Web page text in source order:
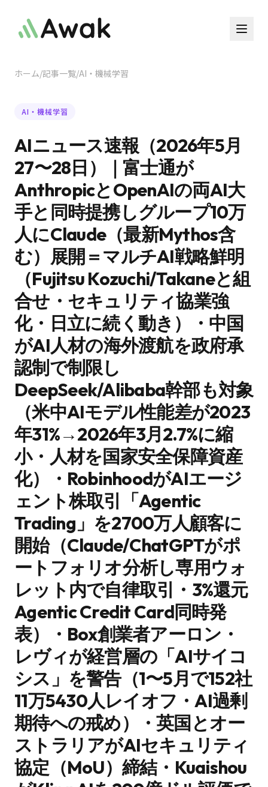
ホーム/記事一覧/AI・機械学習
AI・機械学習
AIニュース速報（2026年5月
27〜28日）｜富士通が
AnthropicとOpenAIの両AI大
手と同時提携しグループ10万
人にClaude（最新Mythos含
む）展開＝マルチAI戦略鮮明
（Fujitsu Kozuchi/Takaneと組
合せ・セキュリティ協業強
化・日立に続く動き）・中国
がAI人材の海外渡航を政府承
認制で制限し
DeepSeek/Alibaba幹部も対象
（米中AIモデル性能差が2023
年31%→2026年3月2.7%に縮
小・人材を国家安全保障資産
化）・RobinhoodがAIエージ
ェント株取引「Agentic
Trading」を2700万人顧客に
開始（Claude/ChatGPTがポ
ートフォリオ分析し専用ウォ
レット内で自律取引・3%還元
Agentic Credit Card同時発
表）・Box創業者アーロン・
レヴィが経営層の「AIサイコ
シス」を警告（1〜5月で152社
11万5430人レイオフ・AI過剰
期待への戒め）・英国とオー
ストラリアがAIセキュリティ
協定（MoU）締結・Kuaishou